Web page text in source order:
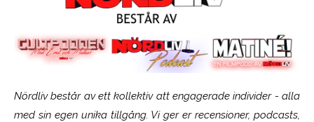
Nördliv består av ett kollektiv att engagerade individer - alla
med sin egen unika tillgång. Vi ger er recensioner, podcasts,